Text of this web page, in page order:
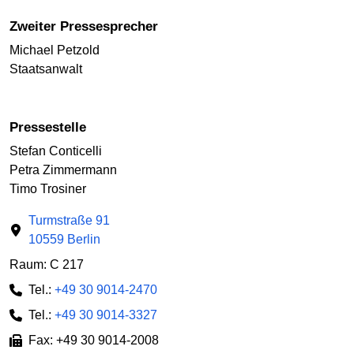
Zweiter Pressesprecher
Michael Petzold
Staatsanwalt
Pressestelle
Stefan Conticelli
Petra Zimmermann
Timo Trosiner
Turmstraße 91
10559 Berlin
Raum: C 217
Tel.: +49 30 9014-2470
Tel.: +49 30 9014-3327
Fax: +49 30 9014-2008